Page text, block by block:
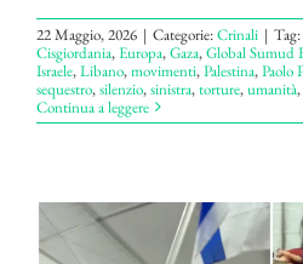
22 Maggio, 2026 | Categorie:Crinali | Tag:
Cisgiordania,Europa,Gaza,Global Sumud
Israele,Libano,movimenti,Palestina,Paolo
sequestro,silenzio,sinistra,torture,umanità,
Continua a leggere